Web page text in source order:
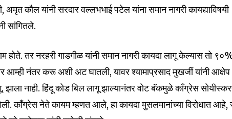
अमृत कौल यांनी सरदार वल्लभभाई पटेल यांना समान‌ नागरी कायद्याविषयी
सांगितले.
तर नरहरी गाडगीळ यांनी समान‌ नागरी कायदा लागू केल्यास तो
आम्ही नंतर करू अशी अट घातली, यावर श्यामाप्रसाद मुखर्जी यांनी आक्षेप
झाला‌ नाही. हिंदू कोड बिल लागू झाल्यानंतर वोट बॅंकमुळे कॉंग्रेस
कॉंग्रेस नेते कायम म्हणत आले, हा कायदा मुसलमानांच्या विरोधात आहे,